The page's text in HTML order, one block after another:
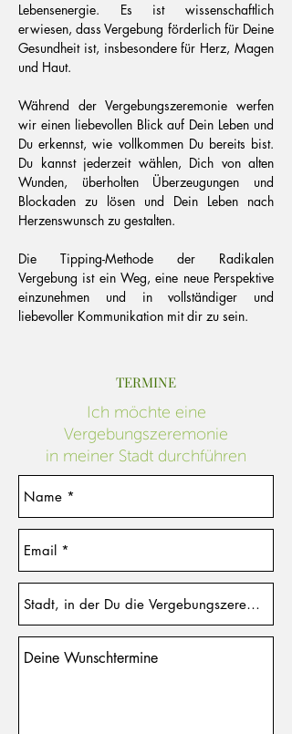
Lebensenergie. Es ist wissenschaftlich
erwiesen, dass Vergebung förderlich für Deine
Gesundheit ist, insbesondere für Herz, Magen
und Haut.
Während der Vergebungszeremonie werfen
wir einen liebevollen Blick auf Dein Leben und
Du erkennst, wie vollkommen Du bereits bist.
Du kannst jederzeit wählen, Dich von alten
Wunden, überholten Überzeugungen und
Blockaden zu lösen und Dein Leben nach
Herzenswunsch zu gestalten.
Die Tipping-Methode der Radikalen
Vergebung ist ein Weg, eine neue Perspektive
einzunehmen und in vollständiger und
liebevoller Kommunikation mit dir zu sein.
TERMINE
Ich möchte eine
Vergebungszeremonie
in meiner Stadt durchführen